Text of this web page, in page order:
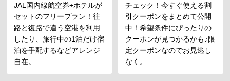
JAL国内線航空券+ホテルが
セットのフリープラン！往
路と復路で違う空港を利用
したり、旅行中の1泊だけ宿
泊を手配するなどアレンジ
自在。
チェック！今すぐ使える割
引クーポンをまとめて公開
中！希望条件にぴったりの
クーポンが見つかるかも♪限
定クーポンなのでお見逃し
なく。